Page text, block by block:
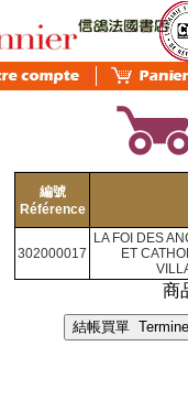
編號
Référence
302000017
LA FOI DES
ET
商